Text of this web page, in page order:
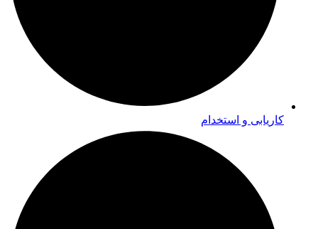
کاریابی و استخدام